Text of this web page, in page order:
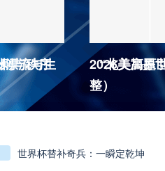
与秩序
漂流与生 “北美高原
2026世界杯J组前瞻：阿根廷一骑绝尘 阿尔及利亚与奥地利激战争夺出线权
2026世界杯J组
权
2026美加墨
整）
世界杯替补奇兵：一瞬定乾坤